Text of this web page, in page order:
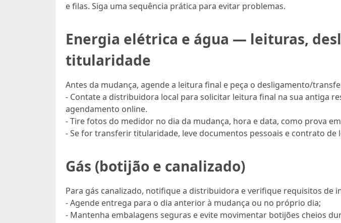
e filas. Siga uma sequência prática para evitar problemas.
Energia elétrica e água — leituras,
titularidade
Antes da mudança, agende a leitura final e peça o desligamento/
- Contate a distribuidora local para solicitar leitura final na sua antiga
agendamento online.
- Tire fotos do medidor no dia da mudança, hora e data, como prova
- Se for transferir titularidade, leve documentos pessoais e contrato
Gás (botijão e canalizado)
Para gás canalizado, notifique a distribuidora e verifique requisitos de
- Agende entrega para o dia anterior à mudança ou no próprio dia;
- Mantenha embalagens seguras e evite movimentar botijões cheios